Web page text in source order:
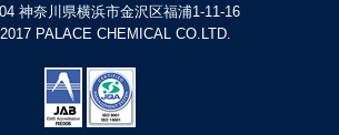
神奈川県横浜市金沢区福浦1-11-16
PALACE CHEMICAL CO.LTD.